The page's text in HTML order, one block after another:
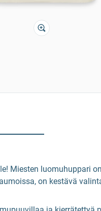
Miesten luomuhuppari
on kestävä